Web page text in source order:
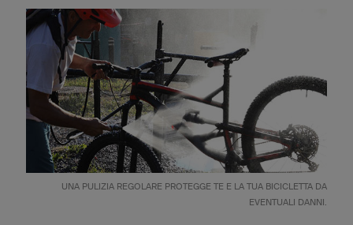
UNA PULIZIA REGOLARE PROTEGGE TE E LA TUA BICICLETTA DA
EVENTUALI DANNI.